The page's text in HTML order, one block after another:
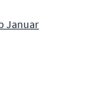
Januar